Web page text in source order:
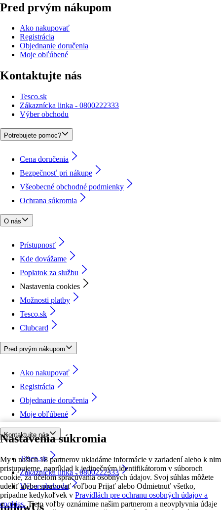
Nastavenia súkromia
My a našich 18 partnerov ukladáme informácie v zariadení alebo k nim
pristupujeme, napríklad k jedinečným identifikátorom v súboroch
cookie, za účelom spracúvania osobných údajov. Svoj súhlas môžete
udeliť alebo spravovať voľbou Prijať alebo Odmietnuť všetko,
prípadne kedykoľvek v Pravidlách pre ochranu osobných údajov a
cookies. Tieto voľby oznámime našim partnerom a neovplyvnia údaje
Pred prvým nákupom
Ako nakupovať
Registrácia
Objednanie doručenia
Moje obľúbené
Kontaktujte nás
Tesco.sk
Zákaznícka linka - 0800222333
Výber obchodu
Potrebujete pomoc?
Cena doručenia
Bezpečnosť pri nákupe
Všeobecné obchodné podmienky
Ochrana súkromia
O nás
Prístupnosť
Kde dovážame
Poplatok za službu
Nastavenia cookies
Možnosti platby
Tesco.sk
Clubcard
Pred prvým nákupom
Ako nakupovať
Registrácia
Objednanie doručenia
Moje obľúbené
Kontaktujte nás
Tesco.sk
Zákaznícka linka - 0800222333
Výber obchodu
followUs